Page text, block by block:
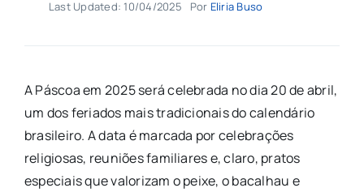
Last Updated: 10/04/2025 Por Eliria Buso
A Páscoa em 2025 será celebrada no dia 20 de abril,
um dos feriados mais tradicionais do calendário
brasileiro. A data é marcada por celebrações
religiosas, reuniões familiares e, claro, pratos
especiais que valorizam o peixe, o bacalhau e